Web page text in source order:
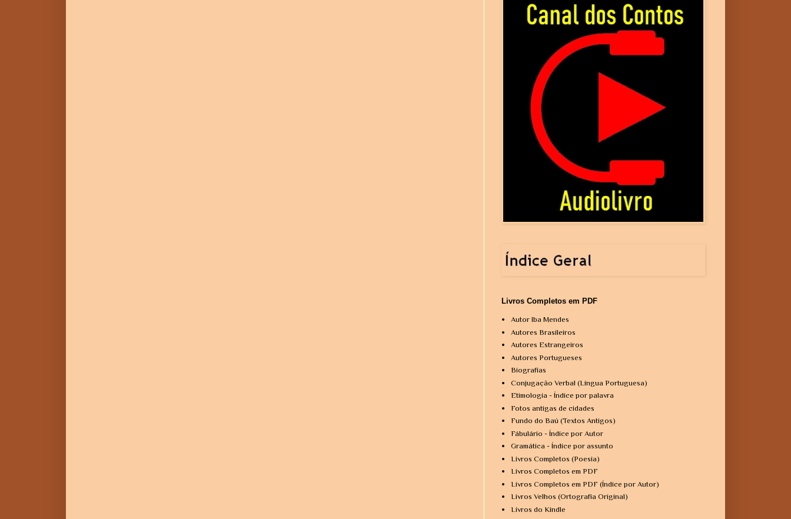
Livros Completos em PDF
Autor Iba Mendes
Autores Brasileiros
Autores Estrangeiros
Autores Portugueses
Biografias
Conjugação Verbal (Língua Portuguesa)
Etimologia - Índice por palavra
Fotos antigas de cidades
Fundo do Baú (Textos Antigos)
Fábulário - Índice por Autor
Gramática - Índice por assunto
Livros Completos (Poesia)
Livros Completos em PDF
Livros Completos em PDF (Índice por Autor)
Livros Velhos (Ortografia Original)
Livros do Kindle